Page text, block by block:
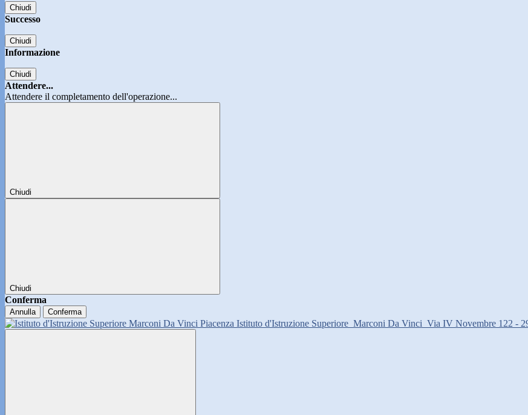
Chiudi
Successo
Chiudi
Informazione
Chiudi
Attendere...
Attendere il completamento dell'operazione...
Chiudi
Chiudi
Conferma
Annulla Conferma
Istituto d'Istruzione Superiore Marconi Da Vinci Via IV Novembre 122 -